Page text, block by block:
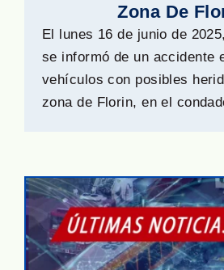
Zona De
El lunes 16 de junio de
se informó de un accidente
vehículos con posibles
zona de Florin, en el